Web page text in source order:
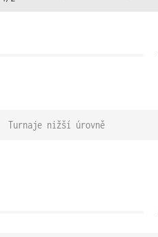
Turnaje nižší úrovně